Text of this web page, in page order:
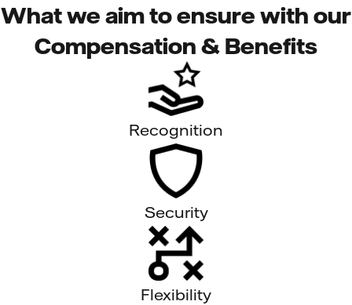
What we aim to ensure with our
Compensation & Benefits
Recognition
Security
Flexibility